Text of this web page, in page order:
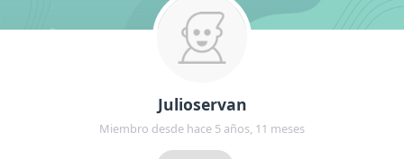
Julioservan
Miembro desde hace 5 años, 11 meses